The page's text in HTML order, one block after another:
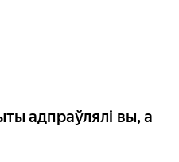
адпраўлялі вы, а